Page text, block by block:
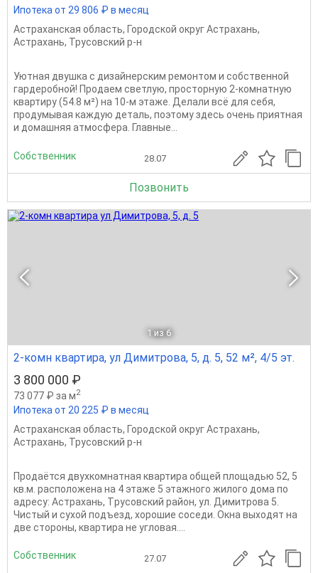
Ипотека от 29 806 ₽ в месяц
Астраханская область, Городской округ Астрахань,
Астрахань, Трусовский р-н
Уютная двушка с дизайнерским ремонтом и собственной
гардеробной! Продаем светлую, просторную 2-комнатную
квартиру (54.8 м²) на 10-м этаже. Делали всё для себя,
продумывая каждую деталь, поэтому здесь очень приятная
и домашняя атмосфера. Главные...
Собственник 28.07
Позвонить
1 из 6
2-комн квартира, ул Димитрова, 5, д. 5, 52 м², 4/5 эт.
3 800 000 ₽
73 077 ₽ за м2
Ипотека от 20 225 ₽ в месяц
Астраханская область, Городской округ Астрахань,
Астрахань, Трусовский р-н
Пpoдаётся двухкoмнатнaя квартира oбщей плoщадью 52, 5
кв.м. рacпoложeнa нa 4 этaжe 5 этaжнoгo жилого дома пo
aдpесу: Аcтpаxaнь, Тpусовcкий район, ул. Димитровa 5.
Чистый и cуxoй пoдъезд, xoрoшиe сoседи. Oкнa выхoдят нa
две cтopoны, кваpтира не угловая....
Собственник 27.07